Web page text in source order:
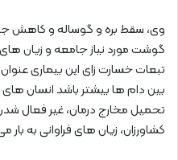
وی، سقط بره و گوساله و کاهش
گوشت مورد نیاز جامعه و زیان های
تبعات خسارت زای این بیماری
بين دام ها بيشتر باشد انسان
تحميل مخارج درمان، غیر فعال شدن
كشاورزان، زيان های فراوانی به بار